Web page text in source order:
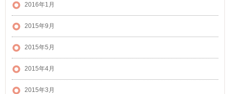
2016年1月
2015年9月
2015年5月
2015年4月
2015年3月